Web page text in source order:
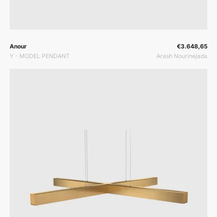
Prodavač:
Anour
Y - MODEL PENDANT
Prodavač:€3.648,65
Arash Nourinejada